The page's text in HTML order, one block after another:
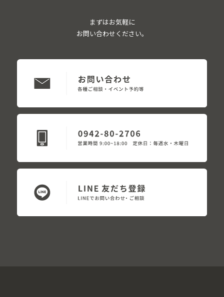
まずはお気軽に
お問い合わせください。